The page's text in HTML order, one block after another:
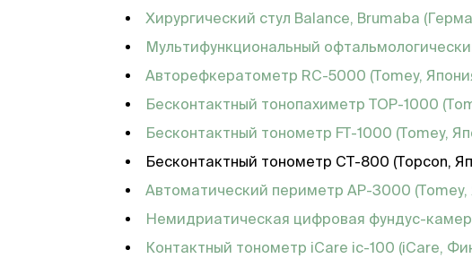
Хирургический стул Balance, Brumaba
Мультифункциональный
Авторефкератометр RC-5000 (Tomey,
Бесконтактный тонопахиметр TOP-1000
Бесконтактный тонометр FT-1000 (Tomey,
Бесконтактный тонометр CT-800 (Topcon,
Автоматический периметр AP-3000
Немидриатическая цифровая фундус-
Контактный тонометр iCare ic-100 (iCare,